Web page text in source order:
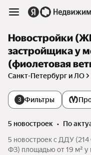
Новостройки
застройщика у
(фиолетовая
Санкт-Петербург и ЛО
3 Фильтры
5 новостроек •
по
5 новостроек с ДДУ
ФЗ) площадью от 19 м² у